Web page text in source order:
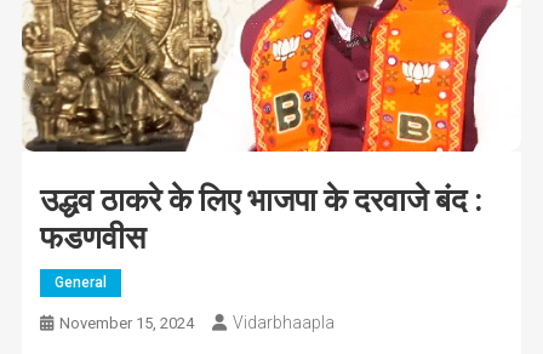
उद्धव ठाकरे के लिए भाजपा के दरवाजे बंद :
फडणवीस
General
November 15, 2024 Vidarbhaapla